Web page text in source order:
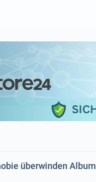
überwinden Album